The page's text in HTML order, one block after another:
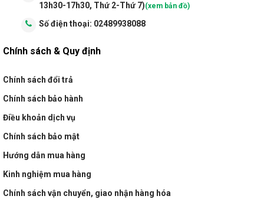
13h30-17h30, Thứ 2-Thứ 7)(xem bản đồ)
Số điện thoại: 02489938088
Chính sách & Quy định
Chính sách đổi trả
Chính sách bảo hành
Điều khoản dịch vụ
Chính sách bảo mật
Hướng dẫn mua hàng
Kinh nghiệm mua hàng
Chính sách vận chuyển, giao nhận hàng hóa